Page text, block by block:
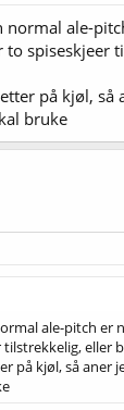
normal ale-
spiseskjeer
på kjøl, så
bruke
ale-pitch er
eller
på kjøl, så aner